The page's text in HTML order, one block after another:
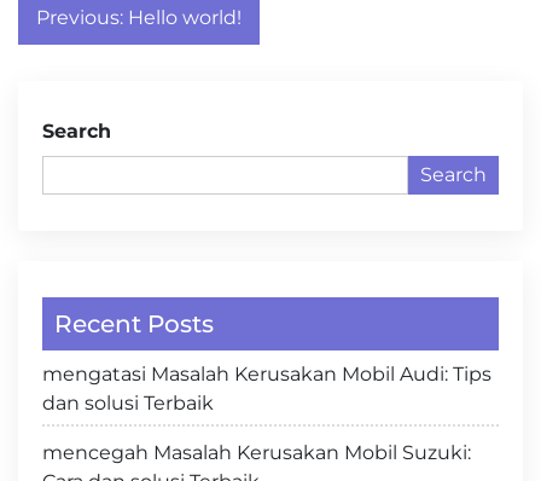
Post
navigation
Previous: Hello world!
Search
Search
Recent Posts
mengatasi Masalah Kerusakan Mobil Audi: Tips
dan solusi Terbaik
mencegah Masalah Kerusakan Mobil Suzuki: